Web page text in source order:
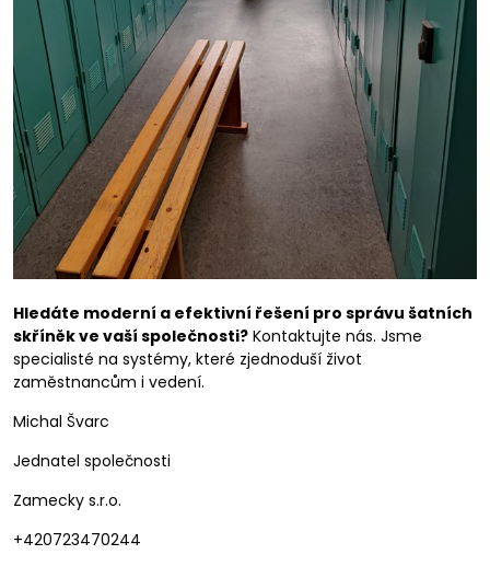
Hledáte moderní a efektivní řešení pro správu šatních
skříněk ve vaší společnosti? Kontaktujte nás. Jsme
specialisté na systémy, které zjednoduší život
zaměstnancům i vedení.
Michal Švarc
Jednatel společnosti
Zamecky s.r.o.
+420723470244